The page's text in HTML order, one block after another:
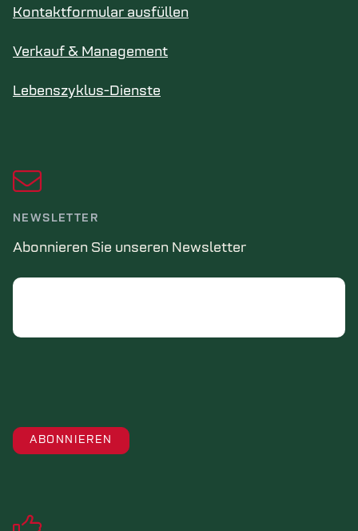
Kontaktformular ausfüllen
Verkauf & Management
Lebenszyklus-Dienste
NEWSLETTER
Abonnieren Sie unseren Newsletter
Email